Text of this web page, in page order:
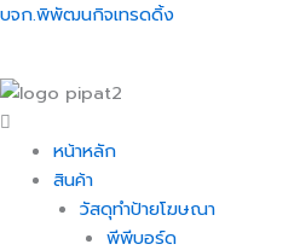
Skip
บจก.พิพัฒนกิจเทรดดิ้ง
Menu
หน้าหลัก
สินค้า
วัสดุทำป้ายโฆษณา
พีพีบอร์ด
Menu
Menu
Menu